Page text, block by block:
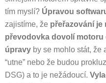
tím myslí? Úpravou
zajistíme, že přeřazování je
převodovka dovolí motoru
úpravy by se mohlo stát, že
“utne” nebo že budou
DSG) a to je nežádoucí.